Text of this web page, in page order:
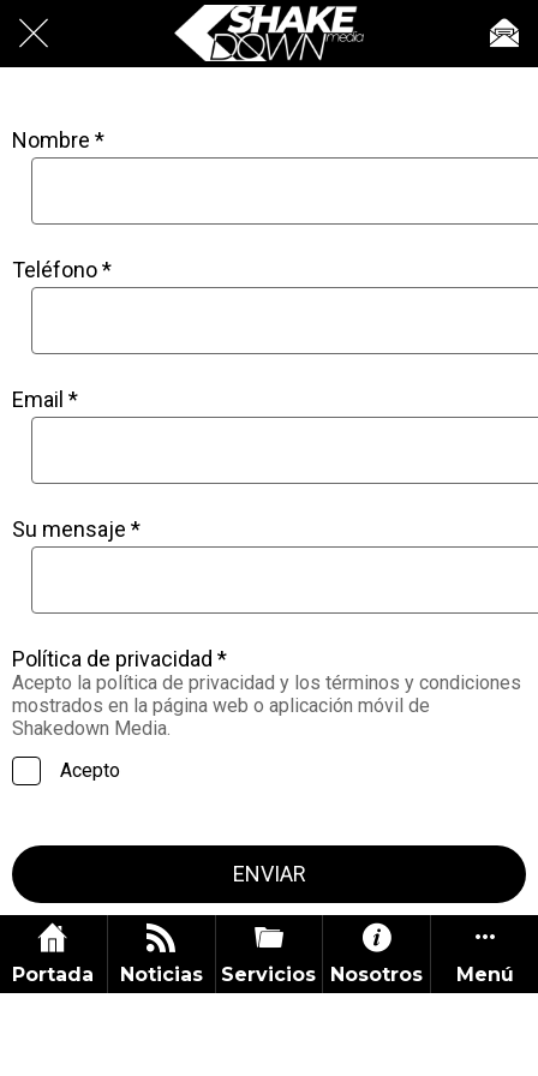
Nombre *
Teléfono *
Email *
Su mensaje *
Política de privacidad *
Acepto la política de privacidad y los términos y condiciones
mostrados en la página web o aplicación móvil de
Shakedown Media.
Acepto
ENVIAR
Portada Noticias Servicios Nosotros Menú